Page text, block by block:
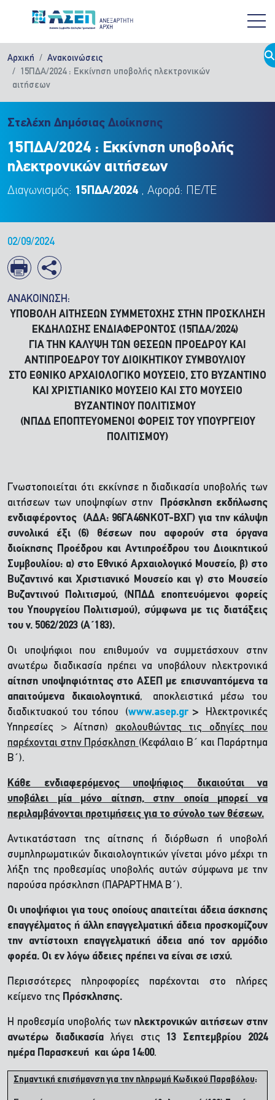
Αρχική
Ανακοινώσεις
15ΠΔΑ/2024 : Εκκίνηση υποβολής ηλεκτρονικών
αιτήσεων
Στελέχη Δημόσιας Διοίκησης
15ΠΔΑ/2024 : Εκκίνηση υποβολής
ηλεκτρονικών αιτήσεων
Διαγωνισμός: 15ΠΔΑ/2024 , Αφορά: ΠΕ/ΤΕ
02/09/2024
ΑΝΑΚΟΙΝΩΣΗ:
ΥΠΟΒΟΛΗ ΑΙΤΗΣΕΩΝ ΣΥΜΜΕΤΟΧΗΣ ΣΤΗΝ ΠΡΟΣΚΛΗΣΗ
ΕΚΔΗΛΩΣΗΣ ΕΝΔΙΑΦΕΡΟΝΤΟΣ (15ΠΔΑ/2024)
ΓΙΑ ΤΗΝ ΚΑΛΥΨΗ ΤΩΝ ΘΕΣΕΩΝ ΠΡΟΕΔΡΟΥ ΚΑΙ
ΑΝΤΙΠΡΟΕΔΡΟΥ ΤΟΥ ΔΙΟΙΚΗΤΙΚΟΥ ΣΥΜΒΟΥΛΙΟΥ
ΣΤΟ ΕΘΝΙΚΟ ΑΡΧΑΙΟΛΟΓΙΚΟ ΜΟΥΣΕΙΟ, ΣΤΟ ΒΥΖΑΝΤΙΝΟ
ΚΑΙ ΧΡΙΣΤΙΑΝΙΚΟ ΜΟΥΣΕΙΟ ΚΑΙ ΣΤΟ ΜΟΥΣΕΙΟ
ΒΥΖΑΝΤΙΝΟΥ ΠΟΛΙΤΙΣΜΟΥ
(ΝΠΔΔ ΕΠΟΠΤΕΥΟΜΕΝΟΙ ΦΟΡΕΙΣ ΤΟΥ ΥΠΟΥΡΓΕΙΟΥ
ΠΟΛΙΤΙΣΜΟΥ)
Γνωστοποιείται ότι εκκίνησε η διαδικασία υποβολής των
αιτήσεων των υποψηφίων στην Πρόσκληση εκδήλωσης
ενδιαφέροντος (ΑΔΑ: 96ΓΑ46ΝΚΟΤ-ΒΧΓ) για την κάλυψη
συνολικά έξι (6) θέσεων που αφορούν στα όργανα
διοίκησης Προέδρου και Αντιπροέδρου του Διοικητικού
Συμβουλίου: α) στο Εθνικό Αρχαιολογικό Μουσείο, β) στο
Βυζαντινό και Χριστιανικό Μουσείο και γ) στο Μουσείο
Βυζαντινού Πολιτισμού, (ΝΠΔΔ εποπτευόμενοι φορείς
του Υπουργείου Πολιτισμού), σύμφωνα με τις διατάξεις
του ν. 5062/2023 (Α΄183).
Οι υποψήφιοι που επιθυμούν να συμμετάσχουν στην
ανωτέρω διαδικασία πρέπει να υποβάλουν ηλεκτρονικά
αίτηση υποψηφιότητας στο ΑΣΕΠ με επισυναπτόμενα τα
απαιτούμενα δικαιολογητικά,
αποκλειστικά μέσω του
διαδικτυακού του τόπου (www.asep.gr >
Ηλεκτρονικές
Υπηρεσίες > Αίτηση) ακολουθώντας τις οδηγίες που
παρέχονται στην Πρόσκληση (Κεφάλαιο Β΄ και Παράρτημα
Β΄).
Κάθε ενδιαφερόμενος υποψήφιος δικαιούται να
υποβάλει μία μόνο αίτηση, στην οποία μπορεί να
περιλαμβάνονται προτιμήσεις για το σύνολο των θέσεων.
Αντικατάσταση της αίτησης ή διόρθωση ή υποβολή
συμπληρωματικών δικαιολογητικών γίνεται μόνο μέχρι τη
λήξη της προθεσμίας υποβολής αυτών σύμφωνα με την
παρούσα πρόσκληση (ΠΑΡΑΡΤΗΜΑ Β΄).
Οι υποψήφιοι για τους οποίους απαιτείται άδεια άσκησης
επαγγέλματος ή άλλη επαγγελματική άδεια προσκομίζουν
την αντίστοιχη επαγγελματική άδεια από τον αρμόδιο
φορέα. Οι εν λόγω άδειες πρέπει να είναι σε ισχύ.
Περισσότερες πληροφορίες παρέχονται στο πλήρες
κείμενο της Πρόσκλησης.
Η προθεσμία υποβολής των ηλεκτρονικών αιτήσεων στην
ανωτέρω διαδικασίαλήγει στις 13 Σεπτεμβρίου 2024
ημέρα Παρασκευή και ώρα 14:00.
Σημαντική επισήμανση για την πληρωμή Κωδικού Παραβόλου: